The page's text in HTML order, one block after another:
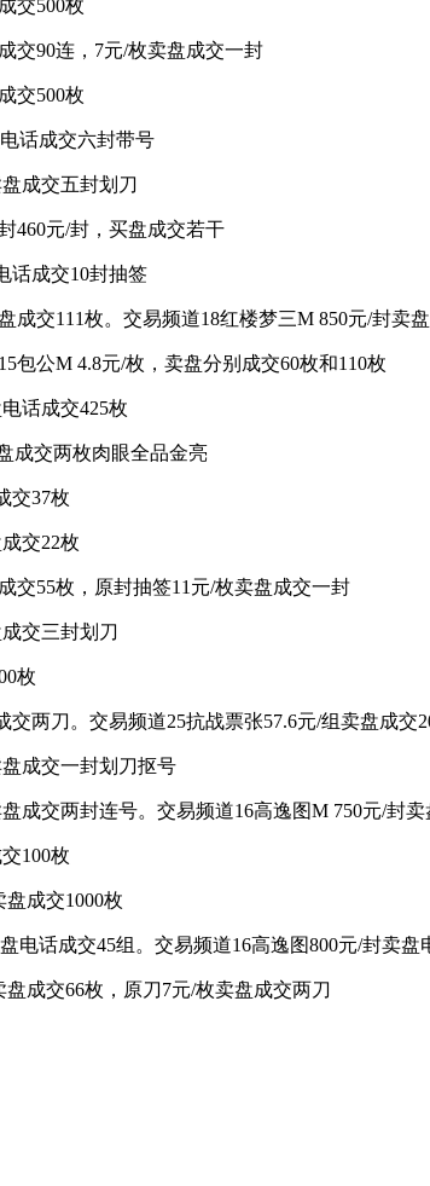
交500枚
交90连，7元/枚卖盘成交一封
交500枚
话成交六封带号
成交五封划刀
460元/封，买盘成交若干
话成交10封抽签
成交111枚。交易频道18红楼梦三M 850元/封卖
包公M 4.8元/枚，卖盘分别成交60枚和110枚
话成交425枚
成交两枚肉眼全品金亮
交37枚
交22枚
交55枚，原封抽签11元/枚卖盘成交一封
交三封划刀
枚
交两刀。交易频道25抗战票张57.6元/组卖盘成交
成交一封划刀抠号
成交两封连号。交易频道16高逸图M 750元/封
100枚
盘成交1000枚
电话成交45组。交易频道16高逸图800元/封卖
成交66枚，原刀7元/枚卖盘成交两刀